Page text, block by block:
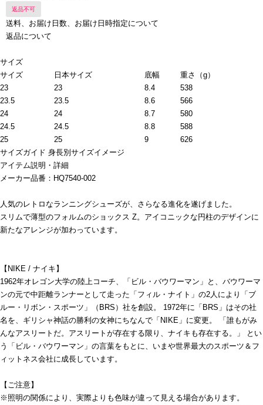
返品不可
送料、お届け日数、お届け日時指定について
返品について
サイズ
サイズ
日本サイズ 底幅
重さ（g）
23
23 8.4
538
23.5
23.5 8.6
566
24
24 8.7
580
24.5
24.5 8.8
588
25
25 9
626
サイズガイド 身長別サイズイメージ
アイテム説明・詳細
メーカー品番：HQ7540-002
人気のレトロなランニングシューズが、さらなる進化を遂げました。
スリムで薄型のフォルムのショックス Z。アイコニックな円柱のデザインに
新たなアレンジが加わっています。
【NIKE / ナイキ】
1962年オレゴン大学の陸上コーチ、「ビル・バウワーマン」と、バウワーマ
ンの元で中距離ランナーとして走った「フィル・ナイト」の2人により「ブ
ルー・リボン・スポーツ」（BRS）社を創設。 1972年に「BRS」はその社
名を、ギリシャ神話の勝利の女神にちなんで「NIKE」に変更。 「誰もがみ
んなアスリートだ。アスリートが存在する限り、ナイキも存在する。」 とい
う「ビル・バウワーマン」の言葉をもとに、いまや世界最大のスポーツ＆フ
ィットネス会社に成長しています。
【ご注意】
※照明の関係により、実際よりも色味が違って見える場合があります。